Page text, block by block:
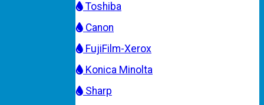
Toshiba
Canon
FujiFilm-Xerox
Konica Minolta
Sharp